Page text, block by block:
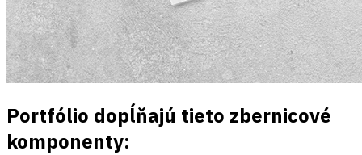
Portfólio dopĺňajú tieto zbernicové
komponenty: